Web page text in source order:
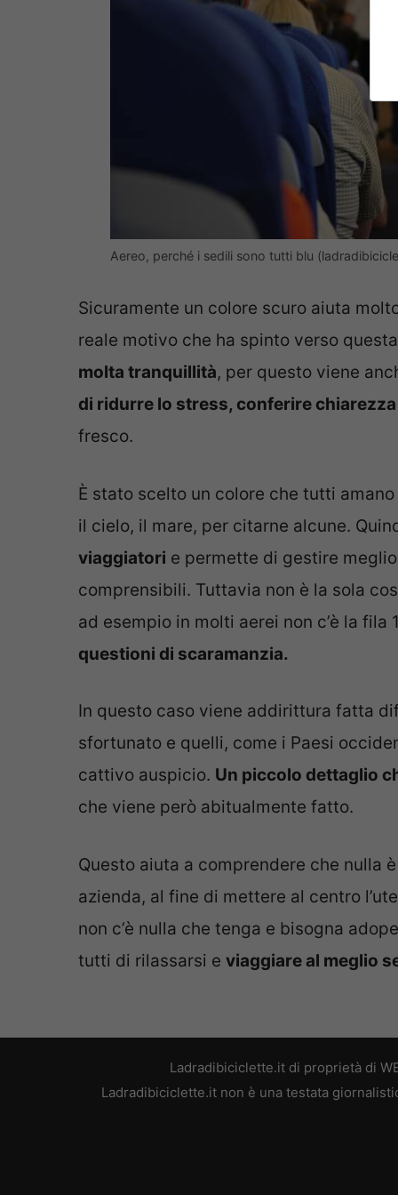
Aereo, perché i sedili sono tutti blu
Sicuramente un colore scuro aiuta
reale motivo che ha spinto verso
molta tranquillità, per questo viene
di ridurre lo stress, conferire
fresco.
È stato scelto un colore che tutti
il cielo, il mare, per citarne alcune.
viaggiatori e permette di gestire
comprensibili. Tuttavia non è la sola
ad esempio in molti aerei non c’è la fila
questioni di scaramanzia.
In questo caso viene addirittura fatta
sfortunato e quelli, come i Paesi
cattivo auspicio. Un piccolo dettaglio
che viene però abitualmente fatto.
Questo aiuta a comprendere che nulla
azienda, al fine di mettere al centro
non c’è nulla che tenga e bisogna
tutti di rilassarsi e viaggiare al meglio
Ladradibiciclette.it di proprietà di
Ladradibiciclette.it non è una testata